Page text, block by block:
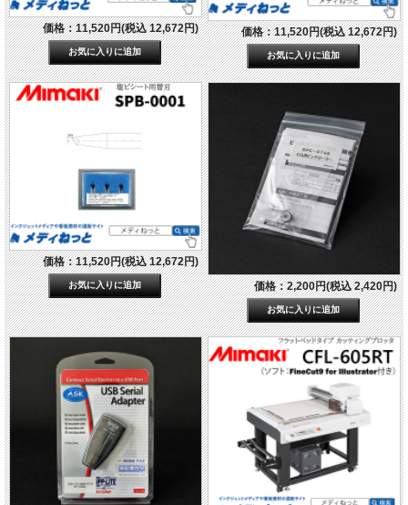
価格：11,520円(税込 12,672円) 価格：11,520円(税込 12,672円)
価格：11,520円(税込 12,672円)
価格：2,200円(税込 2,420円)